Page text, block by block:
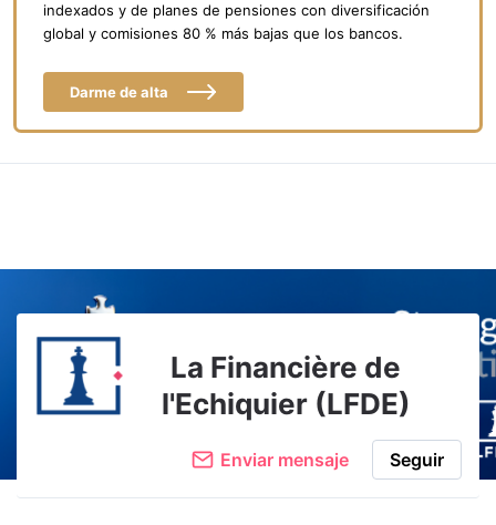
indexados y de planes de pensiones con diversificación
global y comisiones 80 % más bajas que los bancos.
Darme de alta
La Financière de
l'Echiquier (LFDE)
Enviar mensaje Seguir